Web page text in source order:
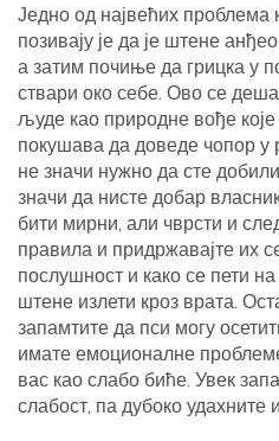
Једно од највећих проблема
позивају је да је штене
а затим почиње да грицка у
ствари око себе. Ово се
људе као природне вође
покушава да доведе чопор у
не значи нужно да сте
значи да нисте добар
бити мирни, али чврсти и
правила и придржавајте их
послушност и како се пети
штене излети кроз врата.
запамтите да пси могу
имате емоционалне
вас као слабо биће. Увек
слабост, па дубоко удахните